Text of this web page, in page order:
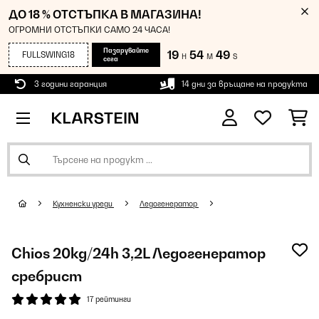
ДО 18 % ОТСТЪПКА В МАГАЗИНА!
ОГРОМНИ ОТСТЪПКИ САМО 24 ЧАСА!
FULLSWING18
Пазарувайте
сега
19 H 54 M 49 S
3 години гаранция 14 дни за връщане на продукта
Кухненски уреди Ледогенератор
Chios 20kg/24h 3,2L Ледогенератор
сребрист
17 рейтинги